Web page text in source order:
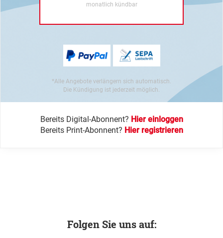
monatlich kündbar
*Alle Angebote verlängern sich automatisch.
Die Kündigung ist jederzeit möglich.
Bereits Digital-Abonnent? Hier einloggen
Bereits Print-Abonnent? Hier registrieren
Folgen Sie uns auf: